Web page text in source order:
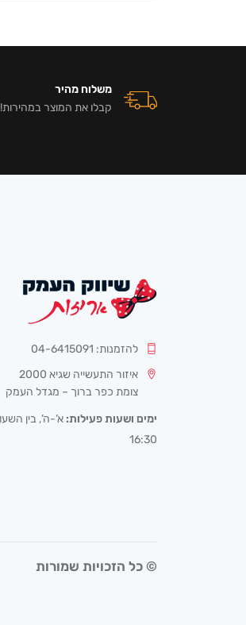
משלוח מהיר
קבלו את המוצר במהירות!
להזמנות: 04-6415091
איזור התעשייה שגיא 2000
צומת כפר ברוך – מגדל העמק
ימים ושעות פעילות:
16:30
© כל הזכויות שמורות